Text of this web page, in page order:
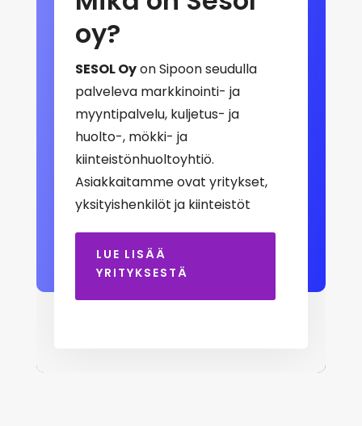
oy?
SESOL Oyon Sipoon seudulla
palveleva markkinointi- ja
myyntipalvelu, kuljetus- ja
huolto-, mökki- ja
kiinteistönhuoltoyhtiö.
Asiakkaitamme ovat yritykset,
yksityishenkilöt ja kiinteistöt
LUE LISÄÄ
YRITYKSESTÄ